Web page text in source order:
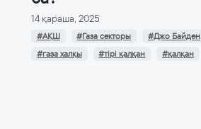
14 қараша, 2025
#АҚШ #Газа секторы #Джо Байден
#газа халқы
#тірі қалқан #қалқан